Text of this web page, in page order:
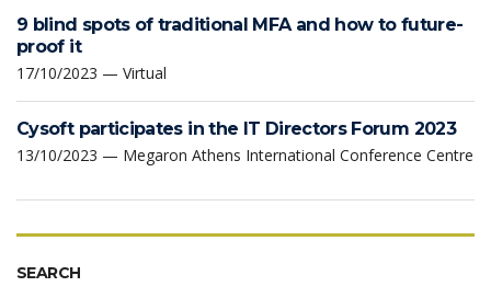
9 blind spots of traditional MFA and how to future-
proof it
17/10/2023 — Virtual
Cysoft participates in the IT Directors Forum 2023
13/10/2023 — Megaron Athens International Conference Centre
SEARCH